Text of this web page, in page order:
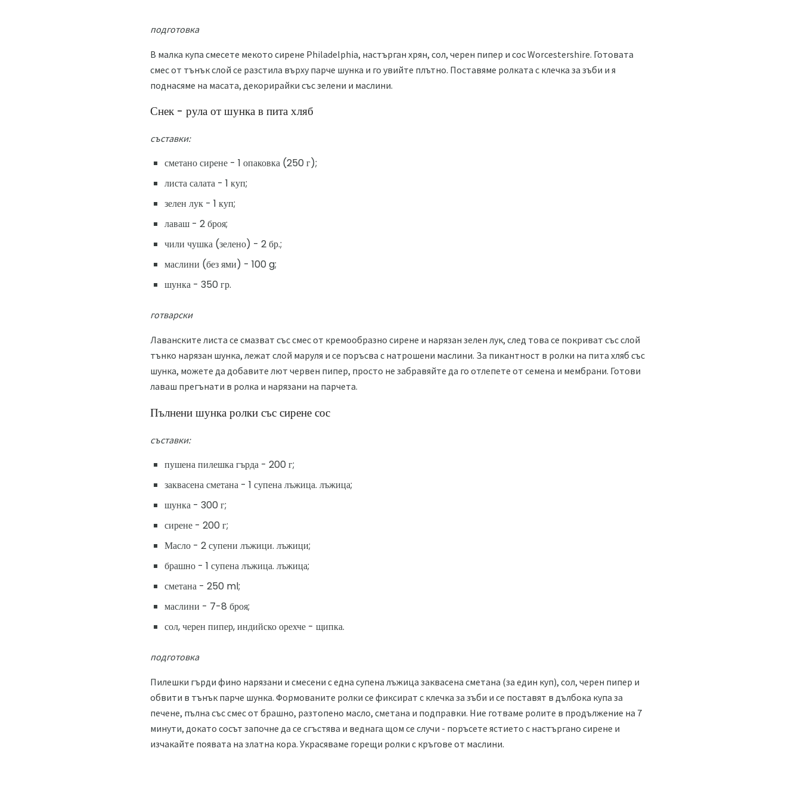
подготовка
В малка купа смесете мекото сирене Philadelphia, настърган хрян, сол, черен пипер и сос Worcestershire. Готовата
смес от тънък слой се разстила върху парче шунка и го увийте плътно. Поставяме ролката с клечка за зъби и я
поднасяме на масата, декорирайки със зелени и маслини.
Снек - рула от шунка в пита хляб
съставки:
сметано сирене - 1 опаковка (250 г);
листа салата - 1 куп;
зелен лук - 1 куп;
лаваш - 2 броя;
чили чушка (зелено) - 2 бр.;
маслини (без ями) - 100 g;
шунка - 350 гр.
готварски
Лаванските листа се смазват със смес от кремообразно сирене и нарязан зелен лук, след това се покриват със слой
тънко нарязан шунка, лежат слой маруля и се поръсва с натрошени маслини. За пикантност в ролки на пита хляб със
шунка, можете да добавите лют червен пипер, просто не забравяйте да го отлепете от семена и мембрани. Готови
лаваш прегънати в ролка и нарязани на парчета.
Пълнени шунка ролки със сирене сос
съставки:
пушена пилешка гърда - 200 г;
заквасена сметана - 1 супена лъжица. лъжица;
шунка - 300 г;
сирене - 200 г;
Масло - 2 супени лъжици. лъжици;
брашно - 1 супена лъжица. лъжица;
сметана - 250 ml;
маслини - 7-8 броя;
сол, черен пипер, индийско орехче - щипка.
подготовка
Пилешки гърди фино нарязани и смесени с една супена лъжица заквасена сметана (за един куп), сол, черен пипер и
обвити в тънък парче шунка. Формованите ролки се фиксират с клечка за зъби и се поставят в дълбока купа за
печене, пълна със смес от брашно, разтопено масло, сметана и подправки. Ние готваме ролите в продължение на 7
минути, докато сосът започне да се сгъстява и веднага щом се случи - поръсете ястието с настъргано сирене и
изчакайте появата на златна кора. Украсяваме горещи ролки с кръгове от маслини.